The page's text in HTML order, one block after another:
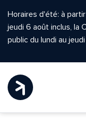
Horaires d'été: à
jeudi 6 août inclus, la
public du lundi au